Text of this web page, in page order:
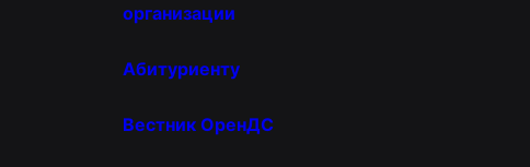
организации
Абитуриенту
Вестник ОренДС